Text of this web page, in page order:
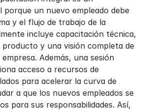
un nuevo empleado debe
y el flujo de trabajo de la
incluye capacitación técnica,
y una visión completa de
Además, una sesión
acceso a recursos de
para acelerar la curva de
a que los nuevos empleados se
para sus responsabilidades. Así,